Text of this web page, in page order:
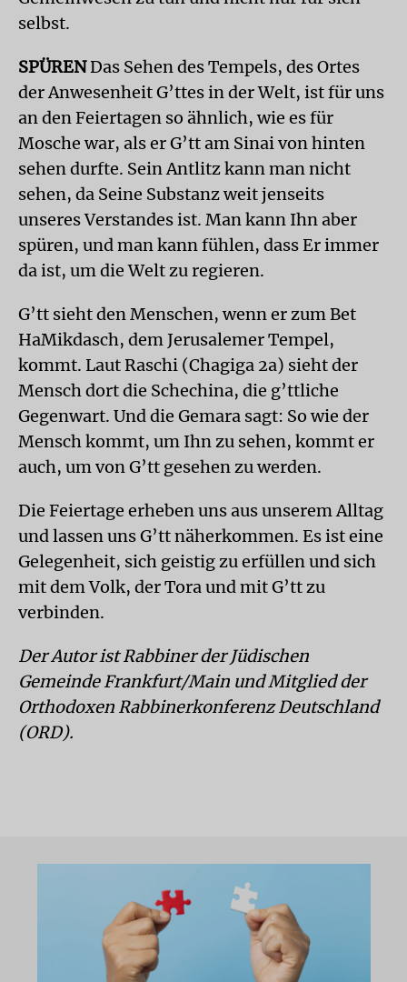
selbst.
SPÜRENDas Sehen des Tempels, des Ortes
der Anwesenheit G’ttes in der Welt, ist für uns
an den Feiertagen so ähnlich, wie es für
Mosche war, als er G’tt am Sinai von hinten
sehen durfte. Sein Antlitz kann man nicht
sehen, da Seine Substanz weit jenseits
unseres Verstandes ist. Man kann Ihn aber
spüren, und man kann fühlen, dass Er immer
da ist, um die Welt zu regieren.
G’tt sieht den Menschen, wenn er zum Bet
HaMikdasch, dem Jerusalemer Tempel,
kommt. Laut Raschi (Chagiga 2a) sieht der
Mensch dort die Schechina, die g’ttliche
Gegenwart. Und die Gemara sagt: So wie der
Mensch kommt, um Ihn zu sehen, kommt er
auch, um von G’tt gesehen zu werden.
Die Feiertage erheben uns aus unserem Alltag
und lassen uns G’tt näherkommen. Es ist eine
Gelegenheit, sich geistig zu erfüllen und sich
mit dem Volk, der Tora und mit G’tt zu
verbinden.
Der Autor ist Rabbiner der Jüdischen
Gemeinde Frankfurt/Main und Mitglied der
Orthodoxen Rabbinerkonferenz Deutschland
(ORD).